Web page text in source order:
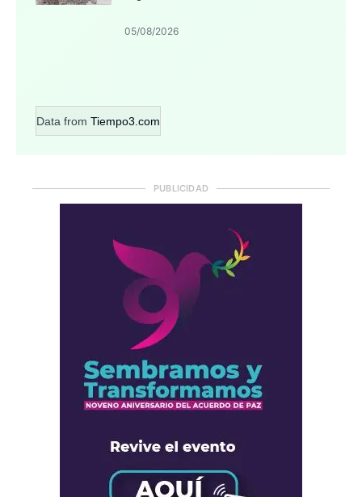
05/08/2026
Data from Tiempo3.com
PUBLICIDAD